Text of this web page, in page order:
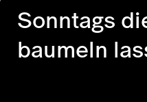
Sonntags
baumeln